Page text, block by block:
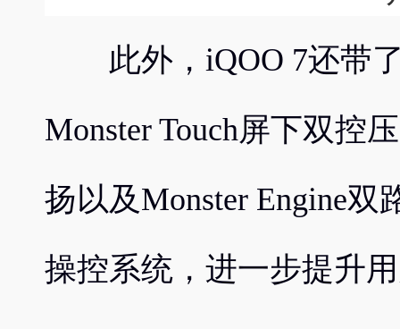
此外，iQOO 7还带了
Monster Touch屏下双控
扬以及Monster Engine
操控系统，进一步提升